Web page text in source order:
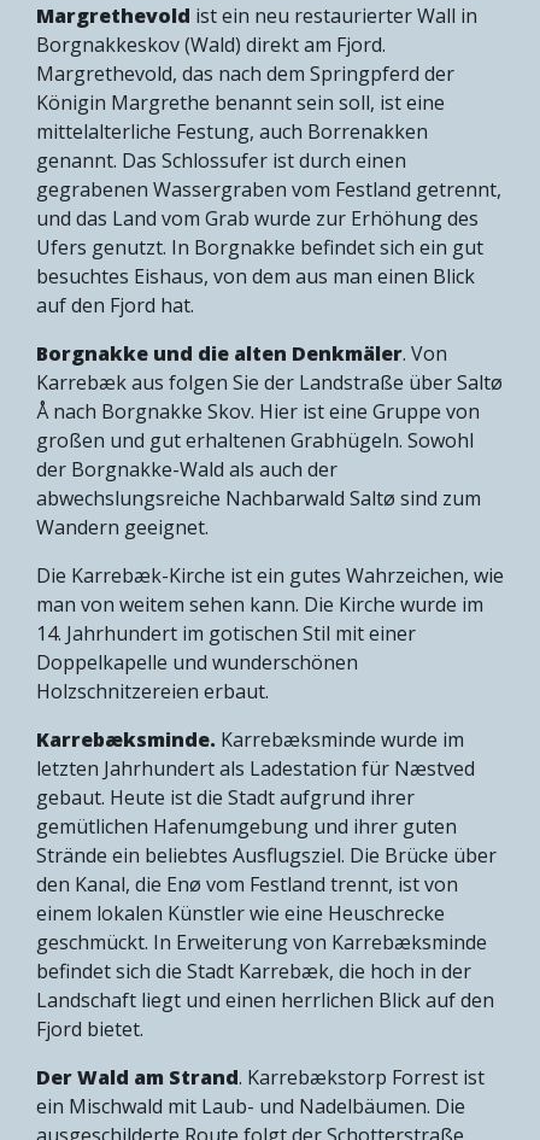
Margrethevold ist ein neu restaurierter Wall in
Borgnakkeskov (Wald) direkt am Fjord.
Margrethevold, das nach dem Springpferd der
Königin Margrethe benannt sein soll, ist eine
mittelalterliche Festung, auch Borrenakken
genannt. Das Schlossufer ist durch einen
gegrabenen Wassergraben vom Festland getrennt,
und das Land vom Grab wurde zur Erhöhung des
Ufers genutzt. In Borgnakke befindet sich ein gut
besuchtes Eishaus, von dem aus man einen Blick
auf den Fjord hat.
Borgnakke und die alten Denkmäler. Von
Karrebæk aus folgen Sie der Landstraße über Saltø
Å nach Borgnakke Skov. Hier ist eine Gruppe von
großen und gut erhaltenen Grabhügeln. Sowohl
der Borgnakke-Wald als auch der
abwechslungsreiche Nachbarwald Saltø sind zum
Wandern geeignet.
Die Karrebæk-Kirche ist ein gutes Wahrzeichen, wie
man von weitem sehen kann. Die Kirche wurde im
14. Jahrhundert im gotischen Stil mit einer
Doppelkapelle und wunderschönen
Holzschnitzereien erbaut.
Karrebæksminde. Karrebæksminde wurde im
letzten Jahrhundert als Ladestation für Næstved
gebaut. Heute ist die Stadt aufgrund ihrer
gemütlichen Hafenumgebung und ihrer guten
Strände ein beliebtes Ausflugsziel. Die Brücke über
den Kanal, die Enø vom Festland trennt, ist von
einem lokalen Künstler wie eine Heuschrecke
geschmückt. In Erweiterung von Karrebæksminde
befindet sich die Stadt Karrebæk, die hoch in der
Landschaft liegt und einen herrlichen Blick auf den
Fjord bietet.
Der Wald am Strand. Karrebækstorp Forrest ist
ein Mischwald mit Laub- und Nadelbäumen. Die